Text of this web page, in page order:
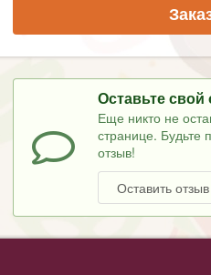
Оставьте свой
Еще никто не
странице. Будьте
отзыв!
Оставить отзыв